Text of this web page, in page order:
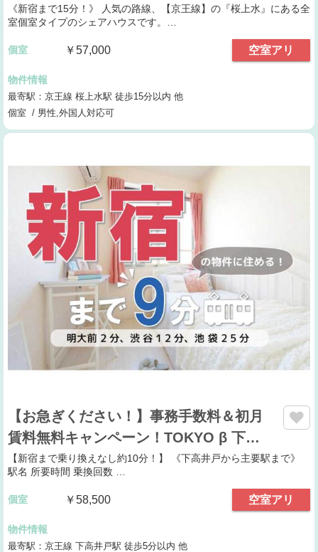
《新宿まで15分！》 人気の路線、【京王線】の『桜上水』にある全
室個室タイプのシェアハウスです。…
個室 ￥57,000 空室アリ
物件情報
最寄駅：京王線 桜上水駅 徒歩15分以内 他
個室 / 男性,外国人対応可
【お急ぎください！】事務手数料＆初月
賃料無料キャンペーン！TOKYO β 下…
【新宿まで乗り換えなし約10分！】 《下高井戸から主要駅まで》
駅名 所要時間 乗換回数 …
個室 ￥58,500 空室アリ
物件情報
最寄駅：京王線 下高井戸駅 徒歩5分以内 他